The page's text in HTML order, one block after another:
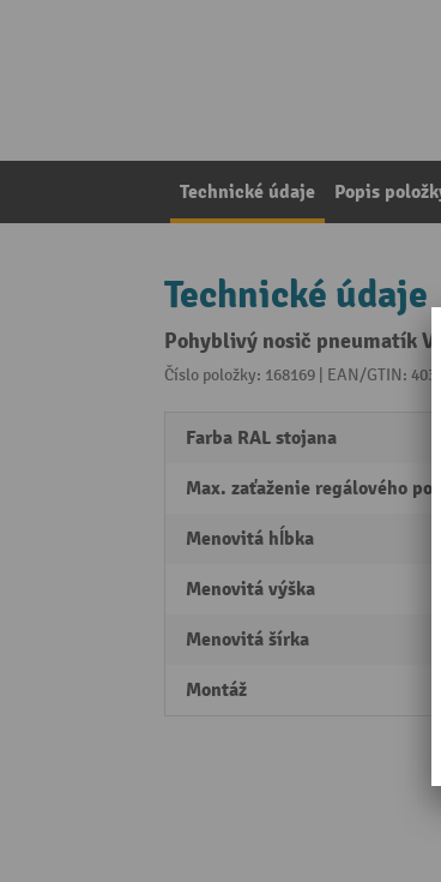
Technické údaje Popis
Technické údaje
Pohyblivý nosič pneumatík
Číslo položky: 168169 | EAN/GTIN:
Farba RAL stojana
Max. zaťaženie regálového poľa
Menovitá hĺbka
Menovitá výška
Menovitá šírka
Montáž